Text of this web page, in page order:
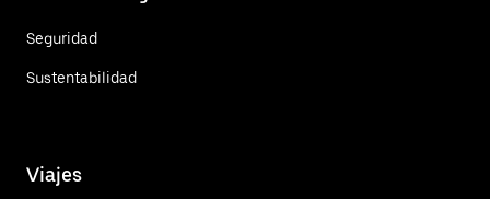
Seguridad
Sustentabilidad
Viajes